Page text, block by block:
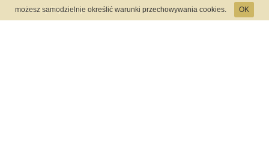
Zasady Rejestracji
możesz samodzielnie określić warunki przechowywania cookies.
OK